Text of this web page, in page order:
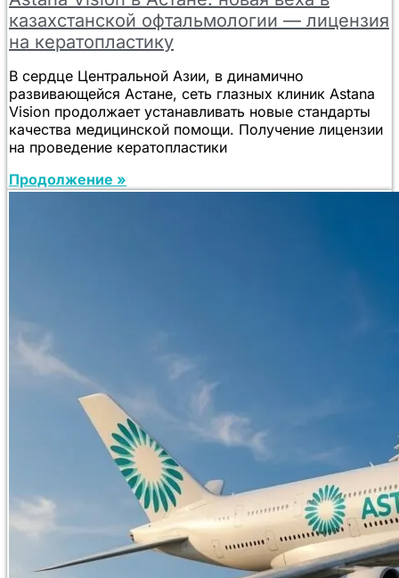
казахстанской офтальмологии — лицензия
на кератопластику
В сердце Центральной Азии, в динамично
развивающейся Астане, сеть глазных клиник Astana
Vision продолжает устанавливать новые стандарты
качества медицинской помощи. Получение лицензии
на проведение кератопластики
Продолжение »